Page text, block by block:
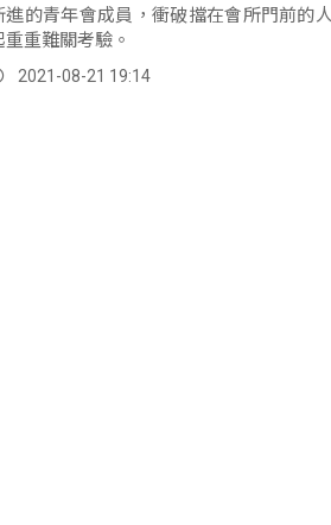
進的青年會成員，衝破擋在會所門前的
重重難關考驗。
2021-08-21 19:14